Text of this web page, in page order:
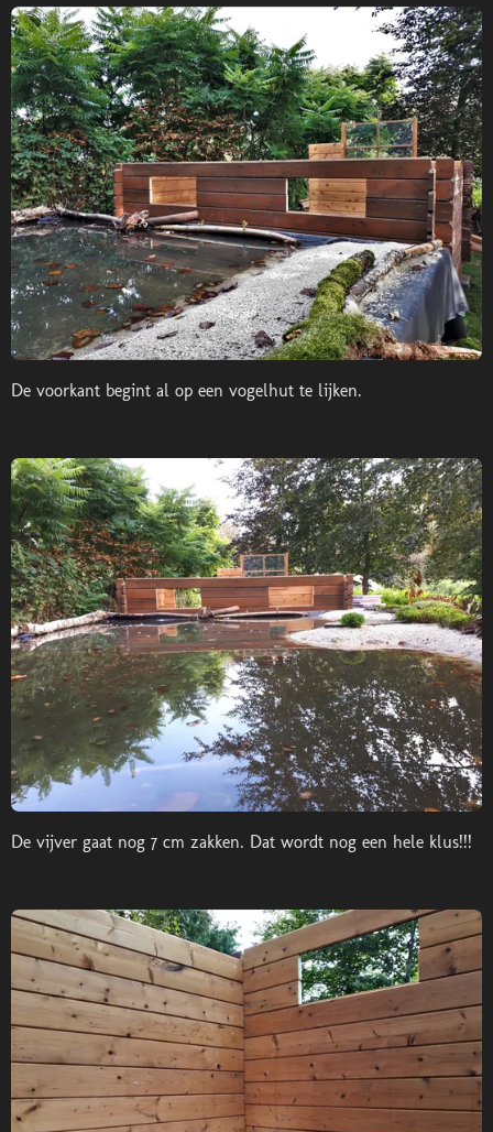
De voorkant begint al op een vogelhut te lijken.
De vijver gaat nog 7 cm zakken. Dat wordt nog een hele klus!!!